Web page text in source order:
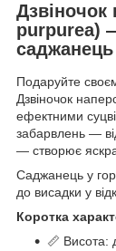
Дзвіночок
purpurea)
Подаруйте
Дзвіночок
ефектними
забарвлень —
— створює
Саджанець у
до висадки у
Коротка
📏 Висота: